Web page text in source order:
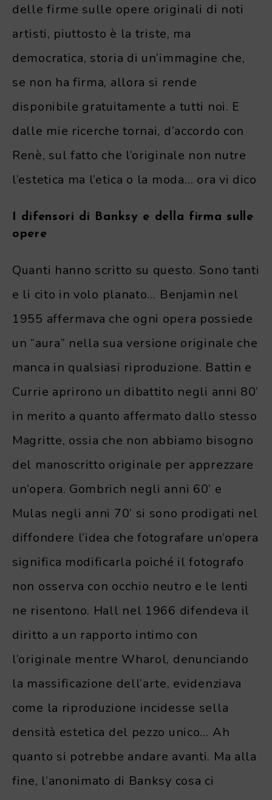
delle firme sulle opere originali di noti
artisti, piuttosto è la triste, ma
democratica, storia di un’immagine che,
se non ha firma, allora si rende
disponibile gratuitamente a tutti noi. E
dalle mie ricerche tornai, d’accordo con
Renè, sul fatto che l’originale non nutre
l’estetica ma l’etica o la moda… ora vi dico
I difensori di Banksy e della firma sulle
opere
Quanti hanno scritto su questo. Sono tanti
e li cito in volo planato… Benjamin nel
1955 affermava che ogni opera possiede
un “aura” nella sua versione originale che
manca in qualsiasi riproduzione. Battin e
Currie aprirono un dibattito negli anni 80’
in merito a quanto affermato dallo stesso
Magritte, ossia che non abbiamo bisogno
del manoscritto originale per apprezzare
un’opera. Gombrich negli anni 60’ e
Mulas negli anni 70’ si sono prodigati nel
diffondere l’idea che fotografare un’opera
significa modificarla poiché il fotografo
non osserva con occhio neutro e le lenti
ne risentono. Hall nel 1966 difendeva il
diritto a un rapporto intimo con
l’originale mentre Wharol, denunciando
la massificazione dell’arte, evidenziava
come la riproduzione incidesse sella
densità estetica del pezzo unico… Ah
quanto si potrebbe andare avanti. Ma alla
fine, l’anonimato di Banksy cosa ci